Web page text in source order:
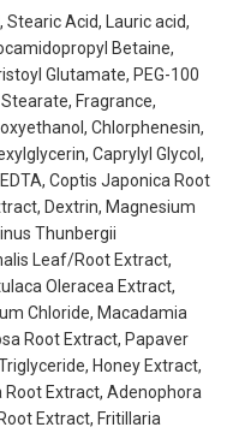
Stearic Acid, Lauric acid,
Betaine,
Glutamate, PEG-100
Fragrance,
Chlorphenesin,
Caprylyl Glycol,
Coptis Japonica Root
Dextrin, Magnesium
Thunbergii
Leaf/Root Extract,
Oleracea Extract,
Chloride, Macadamia
Root Extract, Papaver
Honey Extract,
Root Extract, Adenophora
Extract, Fritillaria